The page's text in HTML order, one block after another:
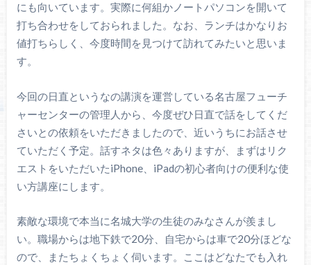
にも向いています。実際に何組かノートパソコンを開いて
打ち合わせをしておられました。なお、ランチはかなりお
値打ちらしく、今度時間を見つけて訪れてみたいと思いま
す。
今回の日直というなの講演を運営している名古屋フューチ
ャーセンターの管理人から、今度ぜひ日直で話をしてくだ
さいとの依頼をいただきましたので、近いうちにお話させ
ていただく予定。話すネタは色々ありますが、まずはリク
エストをいただいたiPhone、iPadの初心者向けの便利な使
い方講座にします。
素敵な環境で本当に名城大学の生徒のみなさんが羨まし
い。職場からは地下鉄で20分、自宅からは車で20分ほどな
ので、またちょくちょく伺います。ここはどなたでも入れ